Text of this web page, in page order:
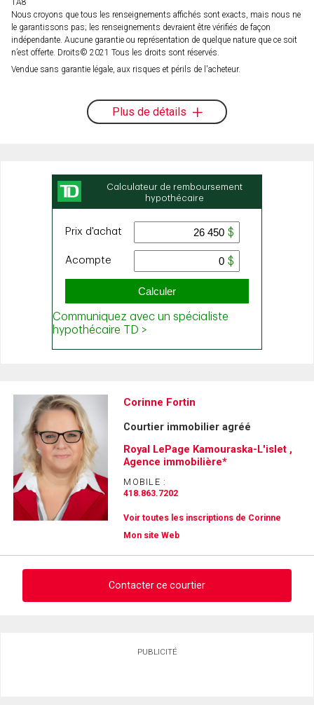
1A8
Nous croyons que tous les renseignements affichés sont exacts, mais nous ne
le garantissons pas; les renseignements devraient être vérifiés de façon
indépendante. Aucune garantie ou représentation de quelque nature que ce soit
n’est offerte. Droits© 2021 Tous les droits sont réservés.
Vendue sans garantie légale, aux risques et périls de l'acheteur.
Plus de détails
Corinne Fortin
Courtier immobilier agréé
Royal LePage Kamouraska-L'islet ,
Agence immobilière*
MOBILE :
418.863.7202
Voir toutes les inscriptions de Corinne
Mon site Web
Contacter ce courtier
PUBLICITÉ